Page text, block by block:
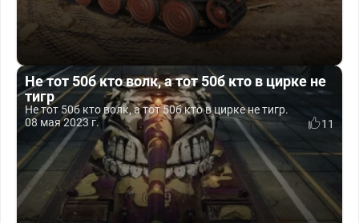
Не тот 50б кто волк, а тот 50б кто в цирке не
тигр
Не тот 50б кто волк, а тот 50б кто в цирке не тигр.
08 мая 2023 г.
11